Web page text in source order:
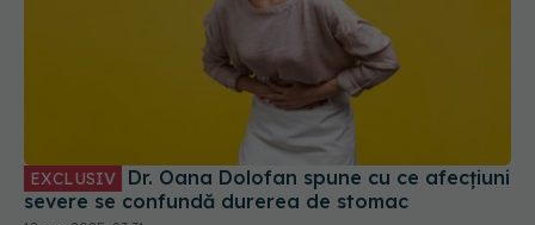
EXCLUSIV
severe se confundă durerea de stomac